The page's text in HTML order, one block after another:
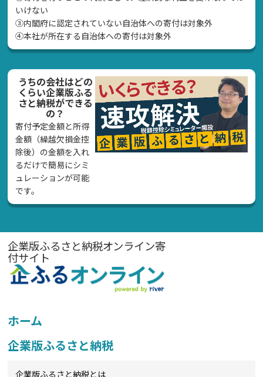
いけない
➂内閣府に認定されていない自治体への寄付は対象外
④本社が所在する自治体への寄付は対象外
うちの会社はどの
くらい企業版ふる
さと納税ができる
の？
寄付予定金額と所得
金額（繰越欠損金控
除後）の金額を入れ
るだけで簡易にシミ
ュレーションが可能
です。
企業版ふるさと納税オンライン寄
付サイト
ホーム
企業版ふるさと納税
企業版ふるさと納税とは